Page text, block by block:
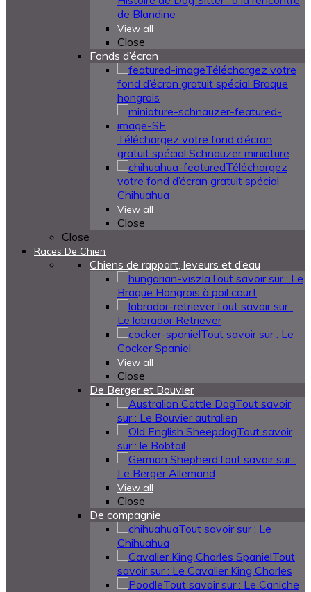
de Blandine
View all
Close
Fonds d’écran
Téléchargez votre
fond d’écran gratuit spécial Braque
hongrois
Téléchargez votre fond d’écran
gratuit spécial Schnauzer miniature
Téléchargez
votre fond d’écran gratuit spécial
Chihuahua
View all
Close
Close
Races De Chien
Chiens de rapport, leveurs et d’eau
Tout savoir sur : Le
Braque Hongrois à poil court
Tout savoir sur :
Le labrador Retriever
Tout savoir sur : Le
Cocker Spaniel
View all
Close
De Berger et Bouvier
Tout savoir
sur : Le Bouvier autralien
Tout savoir
sur : le Bobtail
Tout savoir sur :
Le Berger Allemand
View all
Close
De compagnie
Tout savoir sur : Le
Chihuahua
Tout
savoir sur : Le Cavalier King Charles
Tout savoir sur : Le Caniche